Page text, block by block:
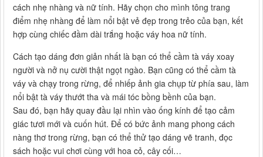
cách nhẹ nhàng và nữ tính. Hãy chọn cho mình tông trang
điểm nhẹ nhàng để làm nổi bật vẻ đẹp trong trẻo của bạn, kết
hợp cùng chiếc đầm dài trắng hoặc váy hoa nữ tính.
Cách tạo dáng đơn giản nhất là bạn có thể cầm tà váy xoay
người và nở nụ cười thật ngọt ngào. Bạn cũng có thể cầm tà
váy và chạy trong rừng, để nhiếp ảnh gia chụp từ phía sau, làm
nổi bật tà váy thướt tha và mái tóc bồng bềnh của bạn.
Sau đó, bạn hãy quay đầu lại nhìn vào ống kính để tạo cảm
giác tươi mới và cuốn hút. Để có bức ảnh mang phong cách
nàng thơ trong rừng, bạn có thể thử tạo dáng vẽ tranh, đọc
sách hoặc vui chơi cùng với hoa cỏ, cây cối…